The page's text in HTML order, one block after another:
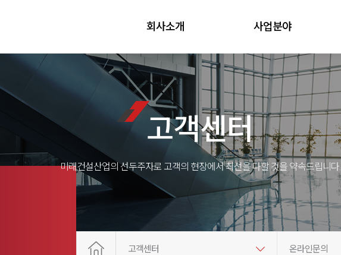
회사소개 사업분야
고객센터
미래건설산업의 선두주자로 고객의 현장에서 최선을 다할 것을 약속드립니다.
고객센터 온라인문의